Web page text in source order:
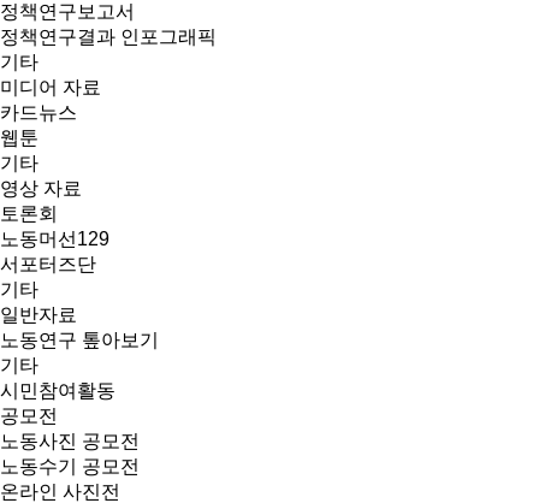
정책연구보고서
정책연구결과 인포그래픽
기타
미디어 자료
카드뉴스
웹툰
기타
영상 자료
토론회
노동머선129
서포터즈단
기타
일반자료
노동연구 톺아보기
기타
시민참여활동
공모전
노동사진 공모전
노동수기 공모전
온라인 사진전